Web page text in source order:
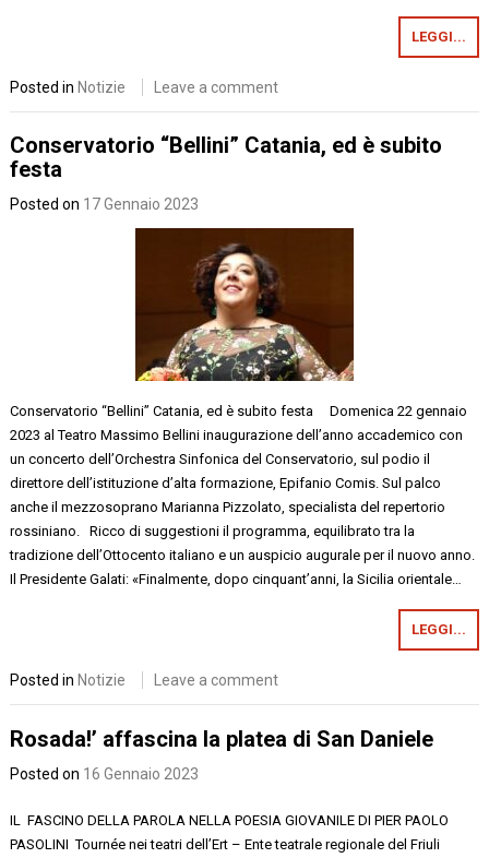
LEGGI...
Posted inNotizie Leave a comment
Conservatorio “Bellini” Catania, ed è subito
festa
Posted on 17 Gennaio 2023
Conservatorio “Bellini” Catania, ed è subito festa Domenica 22 gennaio
2023 al Teatro Massimo Bellini inaugurazione dell’anno accademico con
un concerto dell’Orchestra Sinfonica del Conservatorio, sul podio il
direttore dell’istituzione d’alta formazione, Epifanio Comis. Sul palco
anche il mezzosoprano Marianna Pizzolato, specialista del repertorio
rossiniano. Ricco di suggestioni il programma, equilibrato tra la
tradizione dell’Ottocento italiano e un auspicio augurale per il nuovo anno.
Il Presidente Galati: «Finalmente, dopo cinquant’anni, la Sicilia orientale…
LEGGI...
Posted in Notizie Leave a comment
Rosada!’ affascina la platea di San Daniele
Posted on 16 Gennaio 2023
IL FASCINO DELLA PAROLA NELLA POESIA GIOVANILE DI PIER PAOLO
PASOLINI Tournée nei teatri dell’Ert – Ente teatrale regionale del Friuli